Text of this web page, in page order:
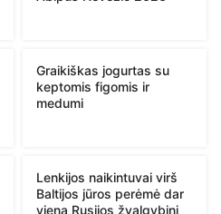
Graikiškas jogurtas su
keptomis figomis ir
medumi
Lenkijos naikintuvai virš
Baltijos jūros perėmė dar
vieną Rusijos žvalgybinį